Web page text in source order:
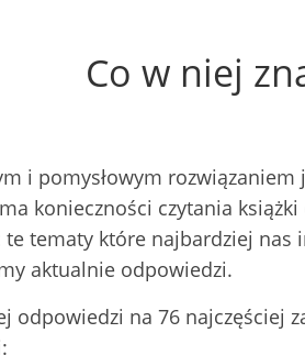
Co w niej
i pomysłowym
konieczności czytania
tematy które najbardziej nas
aktualnie odpowiedzi.
odpowiedzi na 76 najczęściej